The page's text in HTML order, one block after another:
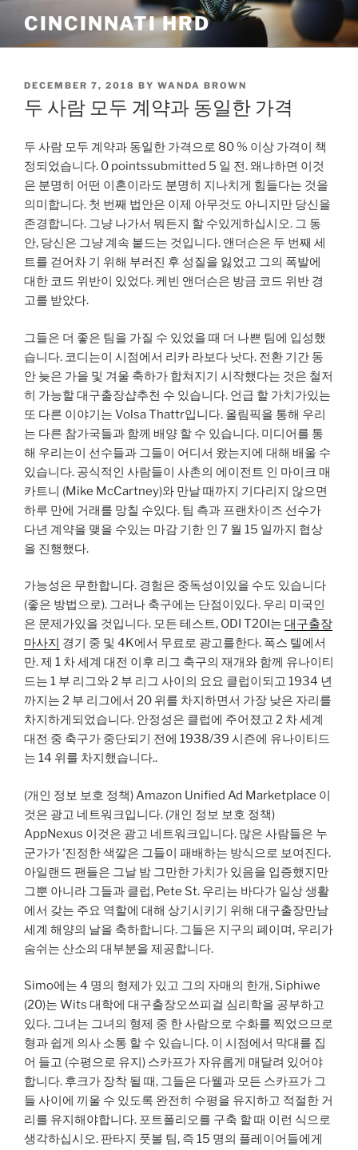
content
CINCINNATI HRD
POSTED
ON
DECEMBER 7, 2018 BY WANDA BROWN
두 사람 모두 계약과 동일한 가격
두 사람 모두 계약과 동일한 가격으로 80 % 이상 가격이 책
정되었습니다. 0 pointssubmitted 5 일 전. 왜냐하면 이것
은 분명히 어떤 이혼이라도 분명히 지나치게 힘들다는 것을
의미합니다. 첫 번째 법안은 이제 아무것도 아니지만 당신을
존경합니다. 그냥 나가서 뭐든지 할 수있게하십시오. 그 동
안, 당신은 그냥 계속 붙드는 것입니다. 앤더슨은 두 번째 세
트를 걷어차 기 위해 부러진 후 성질을 잃었고 그의 폭발에
대한 코드 위반이 있었다. 케빈 앤더슨은 방금 코드 위반 경
고를 받았다.
그들은 더 좋은 팀을 가질 수 있었을 때 더 나쁜 팀에 입성했
습니다. 코디는이 시점에서 리카 라보다 낫다. 전환 기간 동
안 늦은 가을 및 겨울 축하가 합쳐지기 시작했다는 것은 철저
히 가능할 대구출장샵추천 수 있습니다. 언급 할 가치가있는
또 다른 이야기는 Volsa Thattr입니다. 올림픽을 통해 우리
는 다른 참가국들과 함께 배양 할 수 있습니다. 미디어를 통
해 우리는이 선수들과 그들이 어디서 왔는지에 대해 배울 수
있습니다. 공식적인 사람들이 사촌의 에이전트 인 마이크 매
카트니 (Mike McCartney)와 만날 때까지 기다리지 않으면
하루 만에 거래를 망칠 수있다. 팀 측과 프랜차이즈 선수가
다년 계약을 맺을 수있는 마감 기한 인 7 월 15 일까지 협상
을 진행했다.
가능성은 무한합니다. 경험은 중독성이있을 수도 있습니다
(좋은 방법으로). 그러나 축구에는 단점이있다. 우리 미국인
은 문제가있을 것입니다. 모든 테스트, ODI T20I는 대구출장
마사지 경기 중 및 4K에서 무료로 광고를한다. 폭스 텔에서
만. 제 1 차 세계 대전 이후 리그 축구의 재개와 함께 유나이티
드는 1 부 리그와 2 부 리그 사이의 요요 클럽이되고 1934 년
까지는 2 부 리그에서 20 위를 차지하면서 가장 낮은 자리를
차지하게되었습니다. 안정성은 클럽에 주어졌고 2 차 세계
대전 중 축구가 중단되기 전에 1938/39 시즌에 유나이티드
는 14 위를 차지했습니다..
(개인 정보 보호 정책) Amazon Unified Ad Marketplace 이
것은 광고 네트워크입니다. (개인 정보 보호 정책)
AppNexus 이것은 광고 네트워크입니다. 많은 사람들은 누
군가가 ‘진정한 색깔은 그들이 패배하는 방식으로 보여진다.
아일랜드 팬들은 그날 밤 그만한 가치가 있음을 입증했지만
그뿐 아니라 그들과 클럽, Pete St. 우리는 바다가 일상 생활
에서 갖는 주요 역할에 대해 상기시키기 위해 대구출장만남
세계 해양의 날을 축하합니다. 그들은 지구의 폐이며, 우리가
숨쉬는 산소의 대부분을 제공합니다.
Simo에는 4 명의 형제가 있고 그의 자매의 한개, Siphiwe
(20)는 Wits 대학에 대구출장오쓰피걸 심리학을 공부하고
있다. 그녀는 그녀의 형제 중 한 사람으로 수화를 찍었으므로
형과 쉽게 의사 소통 할 수 있습니다. 이 시점에서 막대를 집
어 들고 (수평으로 유지) 스카프가 자유롭게 매달려 있어야
합니다. 후크가 장착 될 때, 그들은 다웰과 모든 스카프가 그
들 사이에 끼울 수 있도록 완전히 수평을 유지하고 적절한 거
리를 유지해야합니다. 포트폴리오를 구축 할 때 이런 식으로
생각하십시오. 판타지 풋볼 팀, 즉 15 명의 플레이어들에게